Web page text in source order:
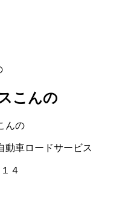
こんの
動車ロードサービス
４